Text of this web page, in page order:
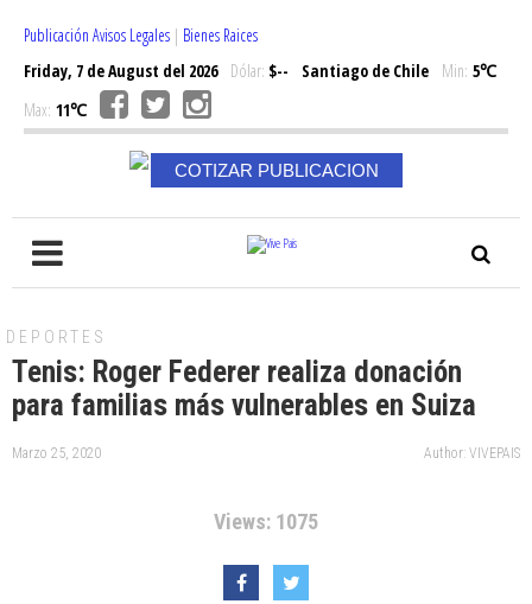
Publicación Avisos Legales | Bienes Raices
Friday, 7 de August del 2026Dólar: $-- Santiago de Chile Min: 5℃
Max: 11℃
COTIZAR PUBLICACION
DEPORTES
Tenis: Roger Federer realiza donación
para familias más vulnerables en Suiza
Marzo 25, 2020 Author: VIVEPAIS
Views: 1075